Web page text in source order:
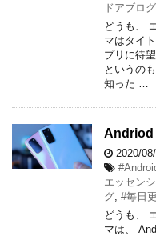
ドアブログ
どうも、
マはタイ
プリに待
というの
知った …
Andriod
2020/
エッセン
グ #毎日
どうも、
マは、